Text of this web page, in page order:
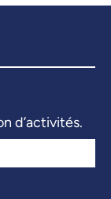
d’activités.